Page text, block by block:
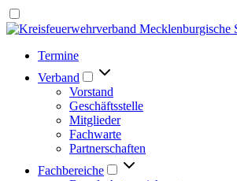
Termine
Verband
Vorstand
Geschäftsstelle
Mitglieder
Fachwarte
Partnerschaften
Fachbereiche